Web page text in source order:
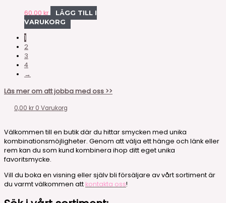
60,00 kr
LÄGG TILL I
VARUKORG
1
2
3
4
→
Läs mer om att jobba med oss >>
0,00 kr 0 Varukorg
Välkommen till en butik där du hittar smycken med unika
kombinationsmöjligheter. Genom att välja ett hänge och länk eller
rem kan du som kund kombinera ihop ditt eget unika
favoritsmycke.
Vill du boka en visning eller själv bli försäljare av vårt sortiment är
du varmt välkommen att kontakta oss!